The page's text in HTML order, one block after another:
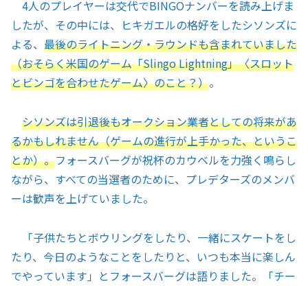
4人のプレイヤーは交代でBINGOナンバーを読み上げま
したが、その中には、ヒキガエルの格好をしたシソンズに
よる、 最後のライトニング・ラウンドも含まれていました
（おそらく米国のゲーム「Slingo Lightning」〈スロット
とビンゴを合わせたゲーム〉のこと？）。
シソンズは引退後もオークション業者としての将来があ
るかもしれません（ゲームの進行が上手かった、というこ
とか）。フォースバーグが祝杯のカウベルを力強く鳴らし
ながら、すべての当選者のために、プレデターズのメンバ
ーは歓声を上げていました。
「子供たちとボウリングをしたり、一緒にスケートをし
たり、今日のようなことをしたりと、いつも本当に楽しん
でやっています」とフォースバーグは語りました。「チー